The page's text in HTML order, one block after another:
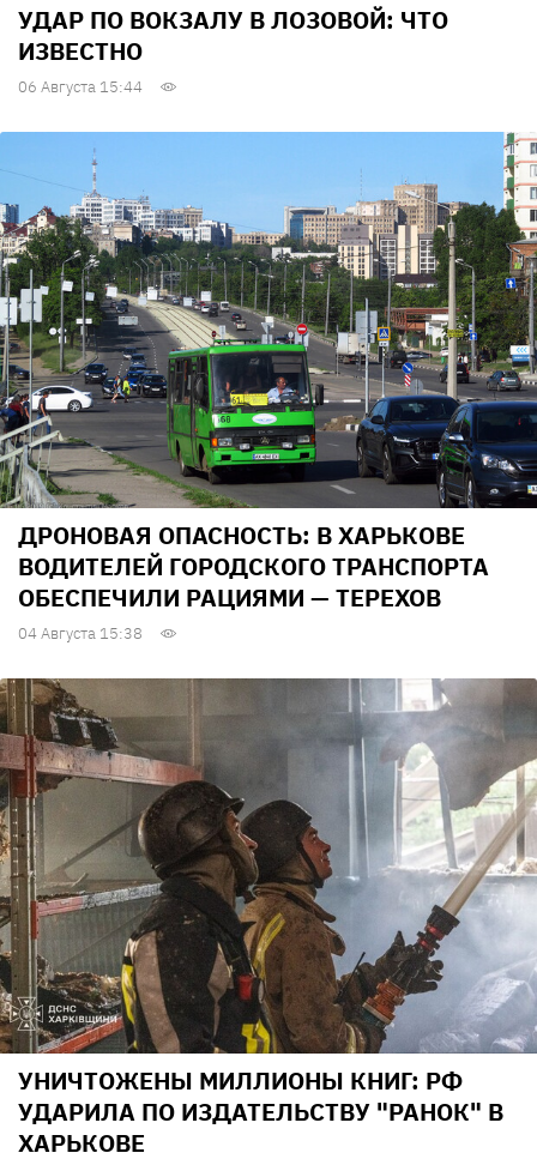
УДАР ПО ВОКЗАЛУ В ЛОЗОВОЙ: ЧТО
ИЗВЕСТНО
06 Августа 15:44
ДРОНОВАЯ ОПАСНОСТЬ: В ХАРЬКОВЕ
ВОДИТЕЛЕЙ ГОРОДСКОГО ТРАНСПОРТА
ОБЕСПЕЧИЛИ РАЦИЯМИ — ТЕРЕХОВ
04 Августа 15:38
УНИЧТОЖЕНЫ МИЛЛИОНЫ КНИГ: РФ
УДАРИЛА ПО ИЗДАТЕЛЬСТВУ "РАНОК" В
ХАРЬКОВЕ